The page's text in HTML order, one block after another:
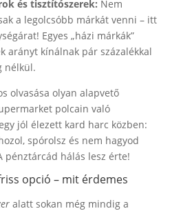
és tisztítószerek: Nem
a legolcsóbb márkát venni – itt
Egyes „házi márkák”
arányt kínálnak pár százalékkal
nélkül.
olvasása olyan alapvető
polcain való
jól élezett kard harc közben:
spórolsz és nem hagyod
pénztárcád hálás lesz érte!
opció – mit érdemes
alatt sokan még mindig a